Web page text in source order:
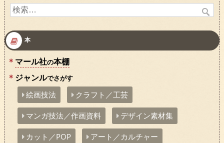
検
本
マール社の本棚
ジャンルでさがす
絵画技法 クラフト／工芸
マンガ技法／作画資料 デザイン素材集
カット／POP アート／カルチャー